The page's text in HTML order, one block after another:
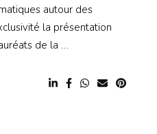
autour des
la présentation
de la …